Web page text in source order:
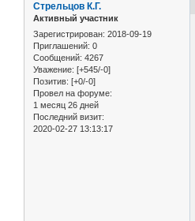
Стрельцов К.Г.
Активный участник
Зарегистрирован: 2018-09-19
Приглашений: 0
Сообщений: 4267
Уважение: [+545/-0]
Позитив: [+0/-0]
Провел на форуме:
1 месяц 26 дней
Последний визит:
2020-02-27 13:13:17